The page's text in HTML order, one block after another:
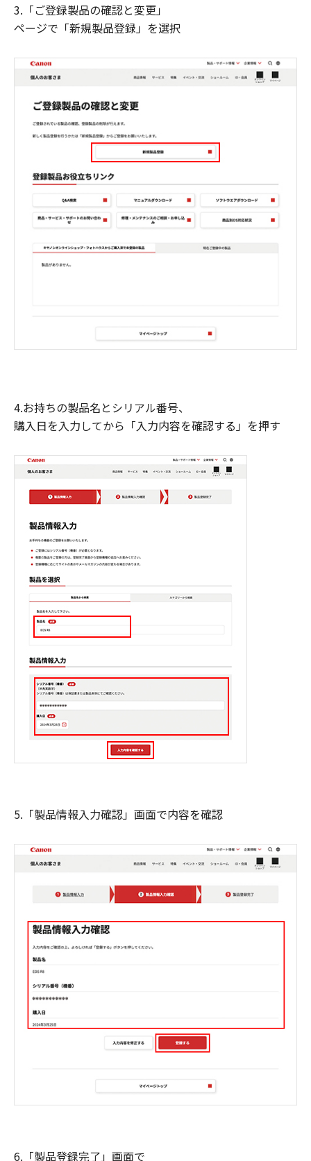
3.「ご登録製品の確認と変更」
ページで「新規製品登録」を選択
4.お持ちの製品名とシリアル番号、
購入日を入力してから「入力内容を確認する」を押す
5.「製品情報入力確認」画面で内容を確認
6.「製品登録完了」画面で